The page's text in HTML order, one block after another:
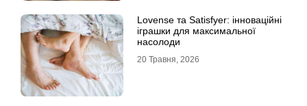
Lovense та Satisfyer: інноваційні
іграшки для максимальної
насолоди
20 Травня, 2026